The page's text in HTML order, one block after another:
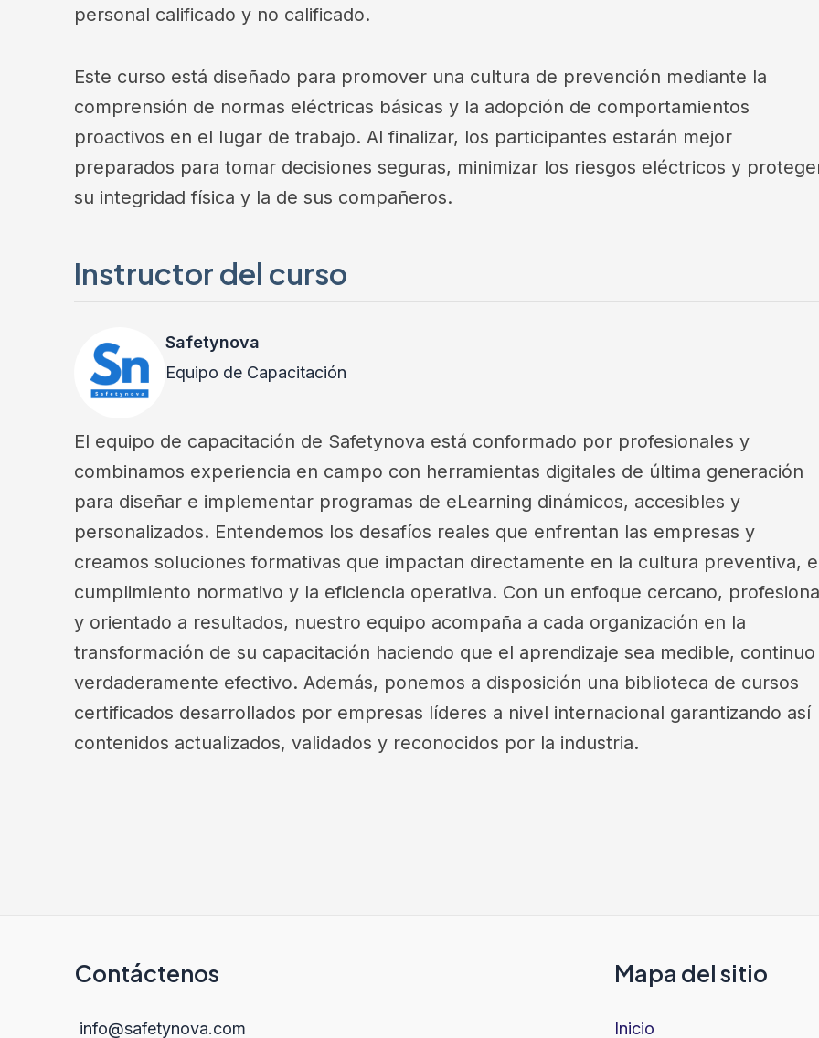
personal calificado y no calificado.
Este curso está diseñado para promover una cultura de prevención mediante la
comprensión de normas eléctricas básicas y la adopción de comportamientos
proactivos en el lugar de trabajo. Al finalizar, los participantes estarán mejor
preparados para tomar decisiones seguras, minimizar los riesgos eléctricos y
su integridad física y la de sus compañeros.
Instructor del curso
Safetynova
Equipo de Capacitación
El equipo de capacitación de Safetynova está conformado por profesionales y
combinamos experiencia en campo con herramientas digitales de última generación
para diseñar e implementar programas de eLearning dinámicos, accesibles y
personalizados. Entendemos los desafíos reales que enfrentan las empresas y
creamos soluciones formativas que impactan directamente en la cultura preventiva,
cumplimiento normativo y la eficiencia operativa. Con un enfoque cercano,
y orientado a resultados, nuestro equipo acompaña a cada organización en la
transformación de su capacitación haciendo que el aprendizaje sea medible,
verdaderamente efectivo. Además, ponemos a disposición una biblioteca de cursos
certificados desarrollados por empresas líderes a nivel internacional garantizando así
contenidos actualizados, validados y reconocidos por la industria.
Contáctenos
info@safetynova.com
Mapa del sitio
Inicio